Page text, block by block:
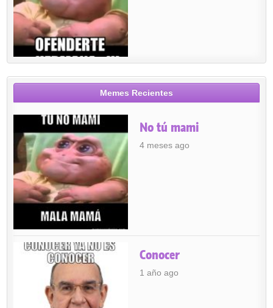
Memes Recientes
No tú mami
4 meses ago
Conocer
1 año ago